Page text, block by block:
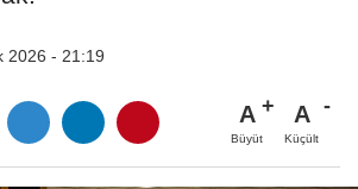
2026 - 21:19
A
Büyüt
A
Küçült